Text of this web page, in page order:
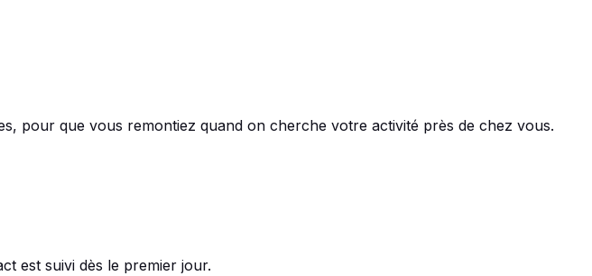
pour que vous remontiez quand on cherche votre activité près de chez vous.
est suivi dès le premier jour.